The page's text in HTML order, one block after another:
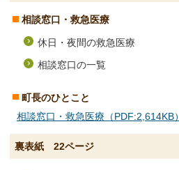
相談窓口・救急医療
休日・夜間の救急医療
相談窓口の一覧
町長のひとこと
相談窓口・救急医療（PDF:2,614KB）
裏表紙 22ページ